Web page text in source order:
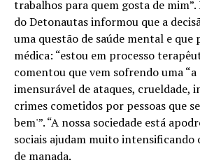
trabalhos para quem gosta de
do Detonautas informou que a
uma questão de saúde mental e que
médica: “estou em processo
comentou que vem sofrendo uma
imensurável de ataques, crueldade,
crimes cometidos por pessoas que
bem'”. “A nossa sociedade está
sociais ajudam muito
de manada.